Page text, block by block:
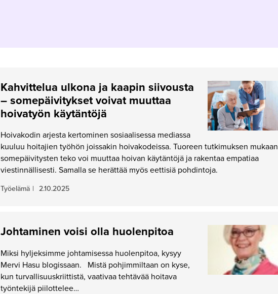
Kahvittelua ulkona ja kaapin siivousta
– somepäivitykset voivat muuttaa
hoivatyön käytäntöjä
Hoivakodin arjesta kertominen sosiaalisessa mediassa
kuuluu hoitajien työhön joissakin hoivakodeissa. Tuoreen tutkimuksen mukaan
somepäivitysten teko voi muuttaa hoivan käytäntöjä ja rakentaa empatiaa
viestinnällisesti. Samalla se herättää myös eettisiä pohdintoja.
Työelämä | 2.10.2025
Johtaminen voisi olla huolenpitoa
Miksi hyljeksimme johtamisessa huolenpitoa, kysyy
Mervi Hasu blogissaan. Mistä pohjimmiltaan on kyse,
kun turvallisuuskriittistä, vaativaa tehtävää hoitava
työntekijä piilottelee…